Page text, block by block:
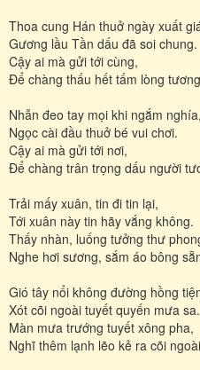
Thoa cung Hán thuở ngày xuất
Gương lầu Tần dấu đã soi chung.
Cậy ai mà gửi tới cùng,
Để chàng thấu hết tấm lòng
Nhẫn đeo tay mọi khi ngắm nghía,
Ngọc cài đầu thuở bé vui chơi.
Cậy ai mà gửi tới nơi,
Để chàng trân trọng dấu người
Trải mấy xuân, tin đi tin lại,
Tới xuân này tin hãy vắng không.
Thấy nhàn, luống tưởng thư
Nghe hơi sương, sắm áo bông
Gió tây nổi không đường hồng
Xót cõi ngoài tuyết quyến mưa sa.
Màn mưa trướng tuyết xông pha,
Nghĩ thêm lạnh lẽo kẻ ra cõi